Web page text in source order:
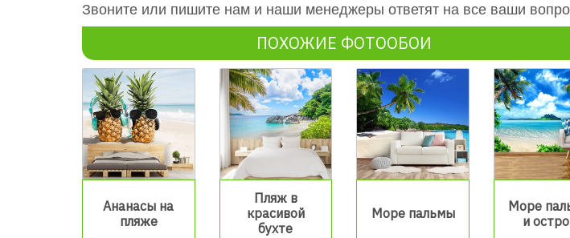
Звоните или пишите нам и наши менеджеры ответят на все ваши
ПОХОЖИЕ ФОТООБОИ
Ананасы на
пляже
Пляж в
красивой
бухте
Море пальмы
Море
и